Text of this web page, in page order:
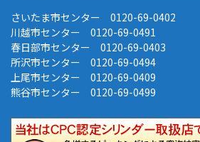
さいたま市センター 0120-69-0402
川越市センター 0120-69-0491
春日部市センター 0120-69-0403
所沢市センター 0120-69-0494
上尾市センター 0120-69-0409
熊谷市センター 0120-69-0499